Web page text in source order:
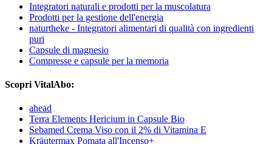
Integratori naturali e prodotti per la muscolatura
Prodotti per la gestione dell'energia
naturtheke - Integratori alimentari di qualità con ingredienti
puri
Capsule di magnesio
Compresse e capsule per la memoria
Scopri VitalAbo:
ahead
Terra Elements Hericium in Capsule Bio
Sebamed Crema Viso con il 2% di Vitamina E
Kräutermax Pomata all'Incenso+